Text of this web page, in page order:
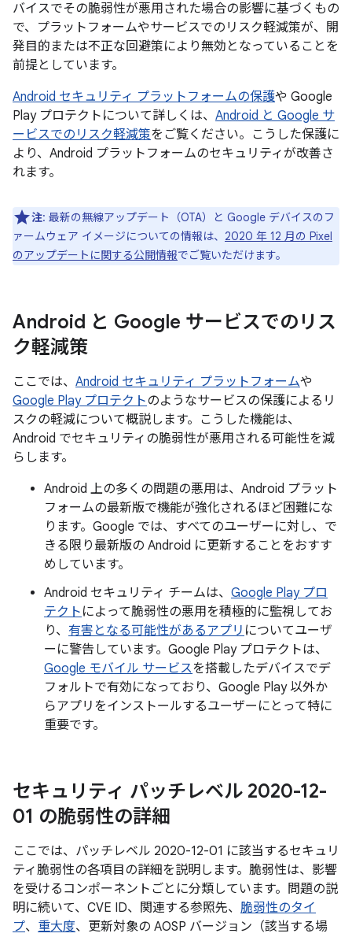
バイスでその脆弱性が悪用された場合の影響に基づくもの
で、プラットフォームやサービスでのリスク軽減策が、開
発目的または不正な回避策により無効となっていることを
前提としています。
Android セキュリティ プラットフォームの保護や Google
Play プロテクトについて詳しくは、 Android と Google サ
ービスでのリスク軽減策をご覧ください。こうした保護に
より、Android プラットフォームのセキュリティが改善さ
れます。
注: 最新の無線アップデート（OTA）と Google デバイスのフ
ァームウェア イメージについての情報は、 2020 年 12 月の Pixel
のアップデートに関する公開情報でご覧いただけます。
Android と Google サービスでのリス
ク軽減策
ここでは、 Android セキュリティ プラットフォームや
Google Play プロテクトのようなサービスの保護によるリ
スクの軽減について概説します。こうした機能は、
Android でセキュリティの脆弱性が悪用される可能性を減
らします。
Android 上の多くの問題の悪用は、Android プラット
フォームの最新版で機能が強化されるほど困難にな
ります。Google では、すべてのユーザーに対し、で
きる限り最新版の Android に更新することをおすす
めしています。
Android セキュリティ チームは、 Google Play プロ
テクト によって脆弱性の悪用を積極的に監視してお
り、 有害となる可能性があるアプリ についてユーザ
ーに警告しています。Google Play プロテクトは、
Google モバイル サービスを搭載したデバイスでデ
フォルトで有効になっており、Google Play 以外か
らアプリをインストールするユーザーにとって特に
重要です。
セキュリティ パッチレベル 2020-12-
01 の脆弱性の詳細
ここでは、パッチレベル 2020-12-01 に該当するセキュリ
ティ脆弱性の各項目の詳細を説明します。脆弱性は、影響
を受けるコンポーネントごとに分類しています。問題の説
明に続いて、CVE ID、関連する参照先、 脆弱性のタイ
プ、 重大度、更新対象の AOSP バージョン（該当する場